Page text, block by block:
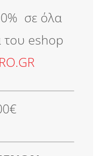
σε όλα
του eshop